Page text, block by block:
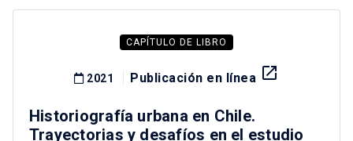
CAPÍTULO DE LIBRO
2021 Publicación en línea launch
Historiografía urbana en Chile.
Trayectorias y desafíos en el estudio